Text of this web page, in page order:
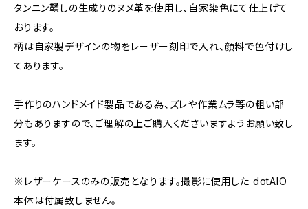
タンニン鞣しの生成りのヌメ革を使用し、自家染色にて仕上げて
おります。
柄は自家製デザインの物をレーザー刻印で入れ、顔料で色付けし
てあります。
手作りのハンドメイド製品である為、ズレや作業ムラ等の粗い部
分もありますので、ご理解の上ご購入くださいますようお願い致し
ます。
※レザーケースのみの販売となります。撮影に使用した dotAIO
本体は付属致しません。